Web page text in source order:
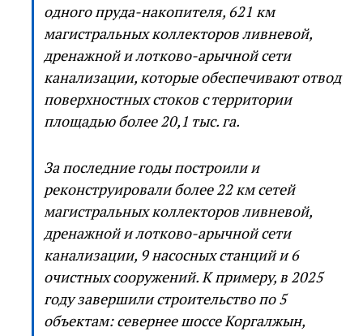
одного пруда-накопителя, 621 км
магистральных коллекторов ливневой,
дренажной и лотково-арычной сети
канализации, которые обеспечивают отвод
поверхностных стоков с территории
площадью более 20,1 тыс. га.
За последние годы построили и
реконструировали более 22 км сетей
магистральных коллекторов ливневой,
дренажной и лотково-арычной сети
канализации, 9 насосных станций и 6
очистных сооружений. К примеру, в 2025
году завершили строительство по 5
объектам: севернее шоссе Коргалжын,